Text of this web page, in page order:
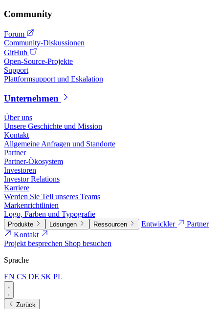
Community
Forum
Community-Diskussionen
GitHub
Open-Source-Projekte
Support
Plattformsupport und Eskalation
Unternehmen
Über uns
Unsere Geschichte und Mission
Kontakt
Allgemeine Anfragen und Standorte
Partner
Partner-Ökosystem
Investoren
Investor Relations
Karriere
Werden Sie Teil unseres Teams
Markenrichtlinien
Logo, Farben und Typografie
Produkte Lösungen Ressourcen Entwickler
Partner
Kontakt
Projekt besprechen Shop besuchen
Sprache
EN CS DE SK PL
Zurück